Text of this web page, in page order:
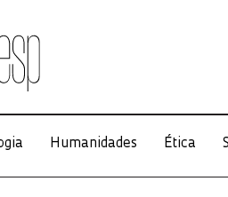
Humanidades Ética